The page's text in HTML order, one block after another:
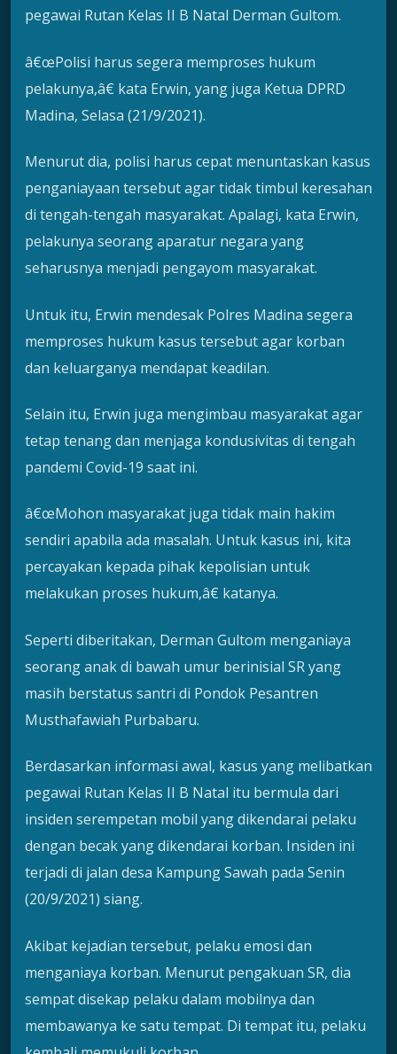
pegawai Rutan Kelas II B Natal Derman Gultom.
â€œPolisi harus segera memproses hukum
pelakunya,â€ kata Erwin, yang juga Ketua DPRD
Madina, Selasa (21/9/2021).
Menurut dia, polisi harus cepat menuntaskan kasus
penganiayaan tersebut agar tidak timbul keresahan
di tengah-tengah masyarakat. Apalagi, kata Erwin,
pelakunya seorang aparatur negara yang
seharusnya menjadi pengayom masyarakat.
Untuk itu, Erwin mendesak Polres Madina segera
memproses hukum kasus tersebut agar korban
dan keluarganya mendapat keadilan.
Selain itu, Erwin juga mengimbau masyarakat agar
tetap tenang dan menjaga kondusivitas di tengah
pandemi Covid-19 saat ini.
â€œMohon masyarakat juga tidak main hakim
sendiri apabila ada masalah. Untuk kasus ini, kita
percayakan kepada pihak kepolisian untuk
melakukan proses hukum,â€ katanya.
Seperti diberitakan, Derman Gultom menganiaya
seorang anak di bawah umur berinisial SR yang
masih berstatus santri di Pondok Pesantren
Musthafawiah Purbabaru.
Berdasarkan informasi awal, kasus yang melibatkan
pegawai Rutan Kelas II B Natal itu bermula dari
insiden serempetan mobil yang dikendarai pelaku
dengan becak yang dikendarai korban. Insiden ini
terjadi di jalan desa Kampung Sawah pada Senin
(20/9/2021) siang.
Akibat kejadian tersebut, pelaku emosi dan
menganiaya korban. Menurut pengakuan SR, dia
sempat disekap pelaku dalam mobilnya dan
membawanya ke satu tempat. Di tempat itu, pelaku